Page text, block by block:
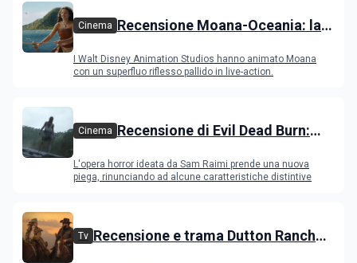
Cinema Recensione Moana-Oceania: la
successo del film
I Walt Disney Animation Studios hanno animato Moana
con un superfluo riflesso pallido in live-action.
Cinema Recensione di Evil Dead Burn:
gioca con il fuoco e si brucia
L'opera horror ideata da Sam Raimi prende una nuova
piega, rinunciando ad alcune caratteristiche distintive
Tv Recensione e trama Dutton Ranch